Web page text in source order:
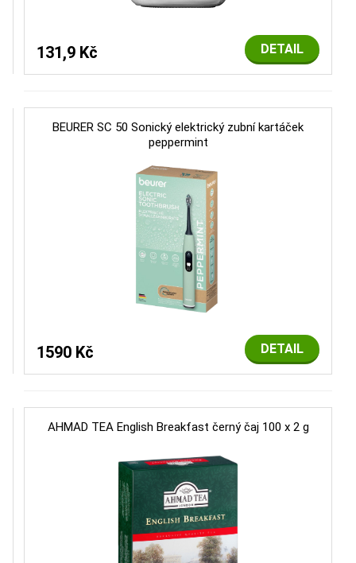
DETAIL
131,9 Kč
BEURER SC 50 Sonický elektrický zubní kartáček
peppermint
DETAIL
1590 Kč
AHMAD TEA English Breakfast černý čaj 100 x 2 g